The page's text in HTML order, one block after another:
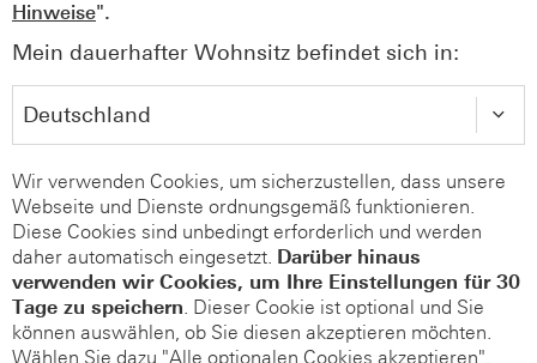
Hinweise".
Mein dauerhafter Wohnsitz befindet sich in:
Wir verwenden Cookies, um sicherzustellen, dass unsere
Webseite und Dienste ordnungsgemäß funktionieren.
Diese Cookies sind unbedingt erforderlich und werden
daher automatisch eingesetzt. Darüber hinaus
verwenden wir Cookies, um Ihre Einstellungen für 30
Tage zu speichern. Dieser Cookie ist optional und Sie
können auswählen, ob Sie diesen akzeptieren möchten.
Wählen Sie dazu "Alle optionalen Cookies akzeptieren".